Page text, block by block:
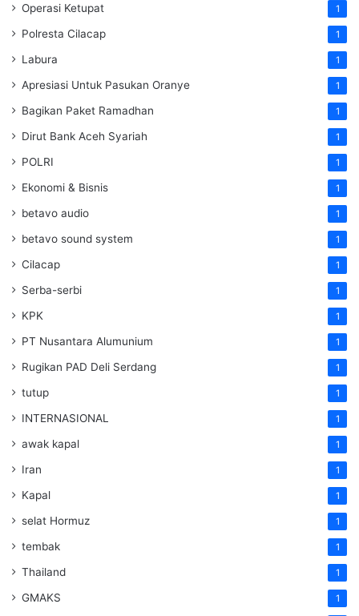
Operasi Ketupat 1
Polresta Cilacap 1
Labura 1
Apresiasi Untuk Pasukan Oranye 1
Bagikan Paket Ramadhan 1
Dirut Bank Aceh Syariah 1
POLRI 1
Ekonomi & Bisnis 1
betavo audio 1
betavo sound system 1
Cilacap 1
Serba-serbi 1
KPK 1
PT Nusantara Alumunium 1
Rugikan PAD Deli Serdang 1
tutup 1
INTERNASIONAL 1
awak kapal 1
Iran 1
Kapal 1
selat Hormuz 1
tembak 1
Thailand 1
GMAKS 1